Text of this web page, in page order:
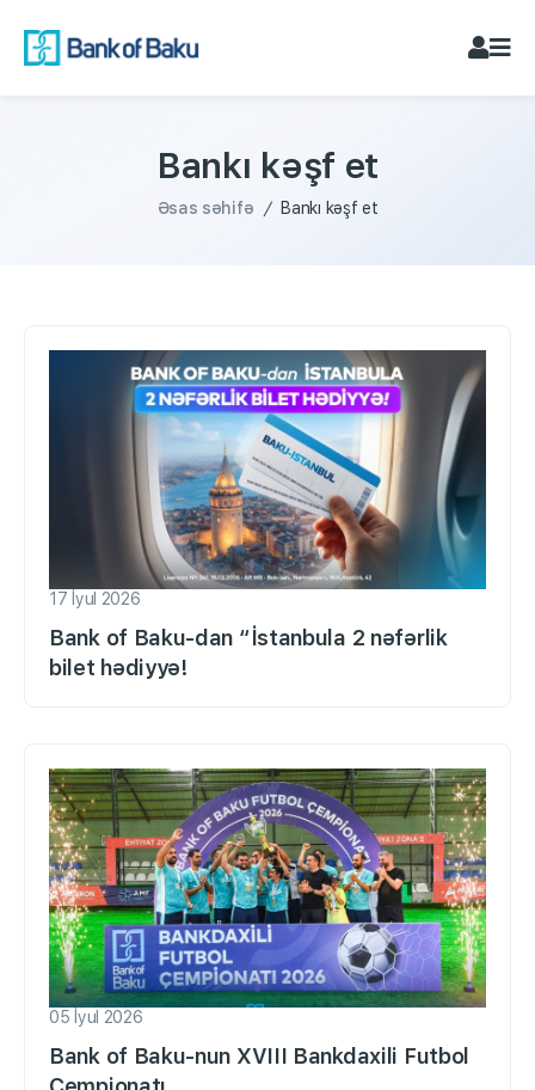
Bankı kəşf et
Əsas səhifə / Bankı kəşf et
17 İyul 2026
Bank of Baku-dan “İstanbula 2 nəfərlik
bilet hədiyyə!
05 İyul 2026
Bank of Baku-nun XVIII Bankdaxili Futbol